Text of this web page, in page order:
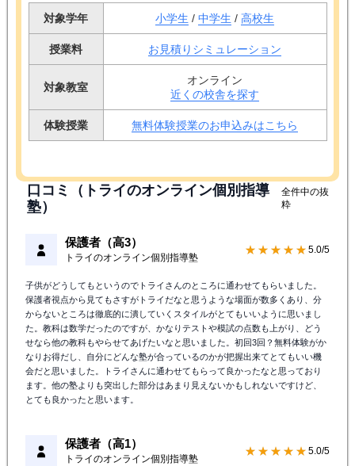
対象学年 小学生 / 中学生 / 高校生
授業料 お見積りシミュレーション
対象教室
オンライン
近くの校舎を探す
体験授業 無料体験授業のお申込みはこちら
口コミ（トライのオンライン個別指導
塾）
全件中の抜
粋
保護者（高3）
トライのオンライン個別指導塾
★★★★★ 5.0/5
子供がどうしてもというのでトライさんのところに通わせてもらいました。
保護者視点から見てもさすがトライだなと思うような場面が数多くあり、分
からないところは徹底的に潰していくスタイルがとてもいいように思いまし
た。教科は数学だったのですが、かなりテストや模試の点数も上がり、どう
せなら他の教科もやらせてあげたいなと思いました。初回3回？無料体験がか
なりお得だし、自分にどんな塾が合っているのかが把握出来てとてもいい機
会だと思いました。トライさんに通わせてもらって良かったなと思っており
ます。他の塾よりも突出した部分はあまり見えないかもしれないですけど、
とても良かったと思います。
保護者（高1）
トライのオンライン個別指導塾
★★★★★ 5.0/5